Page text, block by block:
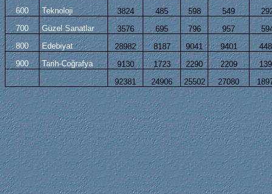
600
Teknoloji 3824 485 598 549
700
Güzel Sanatlar 3576 695 796 957
800
Edebiyat 28982 8187 9041 9401
900
Tarih-Coğrafya 9130 1723 2290 2209
92381
24906 25502 27080